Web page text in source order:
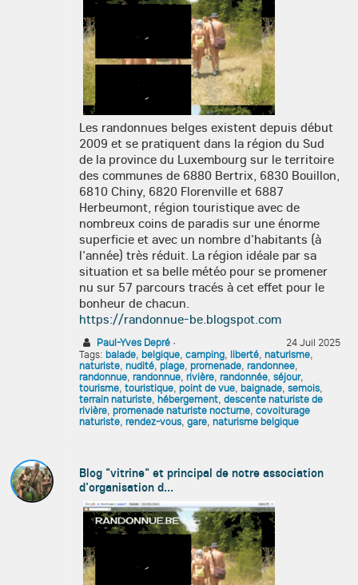
Les randonnues belges existent depuis début
2009 et se pratiquent dans la région du Sud
de la province du Luxembourg sur le territoire
des communes de 6880 Bertrix, 6830 Bouillon,
6810 Chiny, 6820 Florenville et 6887
Herbeumont, région touristique avec de
nombreux coins de paradis sur une énorme
superficie et avec un nombre d'habitants (à
l'année) très réduit. La région idéale par sa
situation et sa belle météo pour se promener
nu sur 57 parcours tracés à cet effet pour le
bonheur de chacun.
https://randonnue-be.blogspot.com
Paul-Yves Depré 24 Juil 2025
·
Tags: balade, belgique, camping, liberté, naturisme,
naturiste, nudité, plage, promenade, randonnee,
randonnue, randonnue, rivière, randonnée, séjour,
tourisme, touristique, point de vue, baignade, semois,
terrain naturiste, hébergement, descente naturiste de
rivière, promenade naturiste nocturne, covoiturage
naturiste, rendez-vous, gare, naturisme belgique
Blog "vitrine" et principal de notre association
d'organisation d...